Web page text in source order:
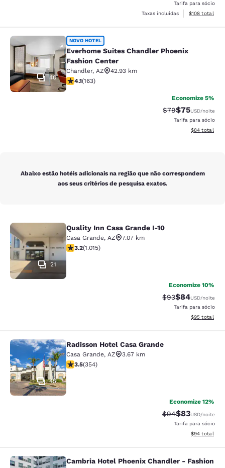
Tarifa para sócio
Taxas incluídas
Exibir
$108 total
Everhome Suites Chandler Phoenix
40
NOVO HOTEL
Everhome Suites Chandler Phoenix
Fashion Center
Chandler, AZ
42.93 km
classificação 4.14 estrelas. Muito bom. 163 avaliações
4.1(163)
Economize 5%
Tarifa anterior
$79Tarifa com
$75USD/noite
Tarifa para sócio
Exibir
$84 total
Abaixo estão hotéis adicionais na região que não correspondem
aos seus critérios de pesquisa exatos.
Quality Inn Casa Grande I-10
21
Quality Inn Casa Grande I-10
Casa Grande, AZ
7.07 km
classificação 3.24 estrelas. Bom. 1015 avaliações
3.2(1.015)
Economize 10%
Tarifa anterior
$93Tarifa com
$84USD/noite
Tarifa para sócio
Exibir
$95 total
Radisson Hotel Casa Grande
45
Radisson Hotel Casa Grande
Casa Grande, AZ
3.67 km
classificação 3.47 estrelas. Bom. 354 avaliações
3.5(354)
Economize 12%
Tarifa anterior
$94Tarifa com
$83USD/noite
Tarifa para sócio
Exibir
$94 total
Cambria Hotel Phoenix Chandler -
Cambria Hotel Phoenix Chandler - Fashion